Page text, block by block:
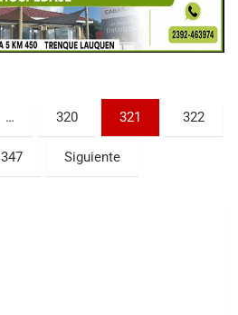
… 320 321 322
347 Siguiente